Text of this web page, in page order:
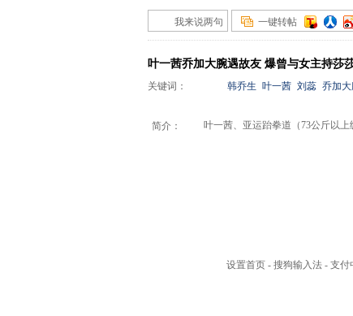
我来说两句 一键转帖
叶一茜乔加大腕遇故友 爆曾与女主持莎
关键词： 韩乔生 叶一茜 刘蕊 乔加大
简介： 叶一茜、亚运跆拳道（73公斤以上
设置首页- 搜狗输入法- 支付